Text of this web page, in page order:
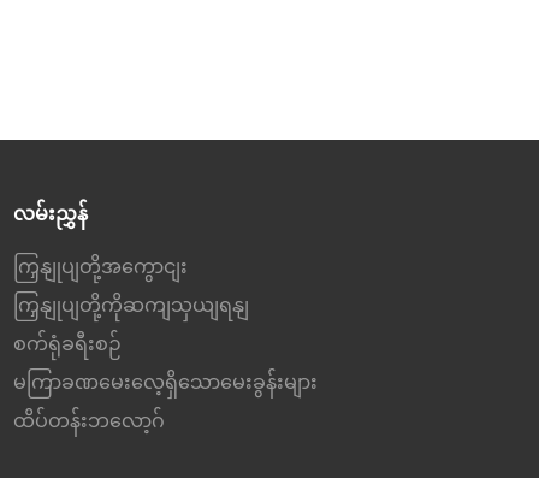
လမ်းညွှန်
ကြှနျုပျတို့အကွောငျး
ကြှနျုပျတို့ကိုဆကျသှယျရနျ
စက်ရုံခရီးစဉ်
မကြာခဏမေးလေ့ရှိသောမေးခွန်းများ
ထိပ်တန်းဘလော့ဂ်